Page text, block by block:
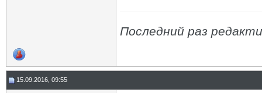
Последний раз
15.09.2016, 09:55